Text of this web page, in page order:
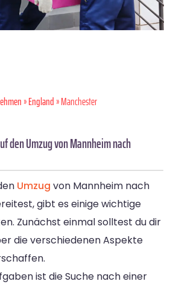
»England» Manchester
den Umzug von Mannheim nach
Umzug von Mannheim nach
gibt es einige wichtige
Zunächst einmal solltest du dir
die verschiedenen Aspekte
ist die Suche nach einer